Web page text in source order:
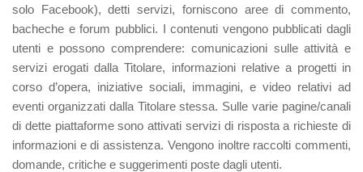
solo Facebook), detti servizi, forniscono aree di commento,
bacheche e forum pubblici. I contenuti vengono pubblicati dagli
utenti e possono comprendere: comunicazioni sulle attività e
servizi erogati dalla Titolare, informazioni relative a progetti in
corso d’opera, iniziative sociali, immagini, e video relativi ad
eventi organizzati dalla Titolare stessa. Sulle varie pagine/canali
di dette piattaforme sono attivati servizi di risposta a richieste di
informazioni e di assistenza. Vengono inoltre raccolti commenti,
domande, critiche e suggerimenti poste dagli utenti.